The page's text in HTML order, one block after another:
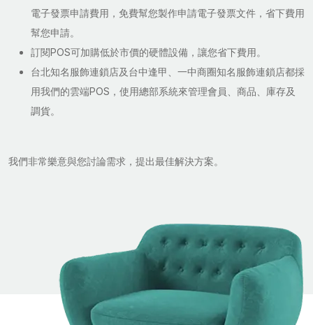
電子發票申請費用，免費幫您製作申請電子發票文件，省下費用
幫您申請。
訂閱POS可加購低於市價的硬體設備，讓您省下費用。
台北知名服飾連鎖店及台中逢甲、一中商圈知名服飾連鎖店都採
用我們的雲端POS，使用總部系統來管理會員、商品、庫存及
調貨。
我們非常樂意與您討論需求，提出最佳解決方案。